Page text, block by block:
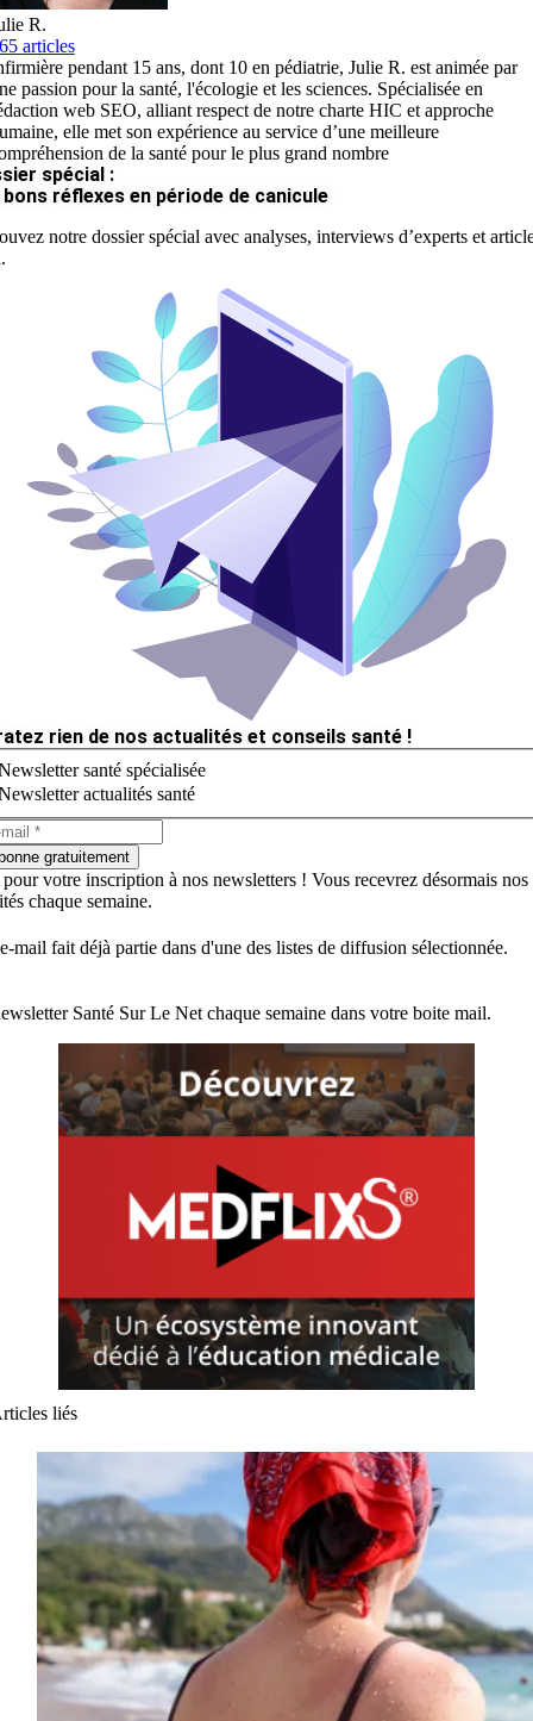
R.
articles
pendant 15 ans, dont 10 en pédiatrie, Julie R. est animée par
passion pour la santé, l'écologie et les sciences. Spécialisée en
web SEO, alliant respect de notre charte HIC et approche
elle met son expérience au service d’une meilleure
de la santé pour le plus grand nombre
spécial :
bons réflexes en période de canicule
notre dossier spécial avec analyses, interviews d’experts et
rien de nos actualités et conseils santé !
santé spécialisée
actualités santé
gratuitement
votre inscription à nos newsletters ! Vous recevrez désormais nos
chaque semaine.
mail fait déjà partie dans d'une des listes de diffusion sélectionnée.
Santé Sur Le Net chaque semaine dans votre boite mail.
liés